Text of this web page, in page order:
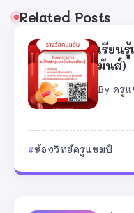
Related Posts
เรียน
มันส์)
By ครูแ
ห้องวิทย์ครูแชมป์